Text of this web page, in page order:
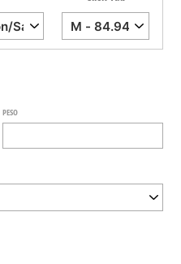
PESO